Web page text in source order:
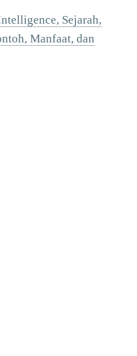
Sejarah,
Manfaat, dan